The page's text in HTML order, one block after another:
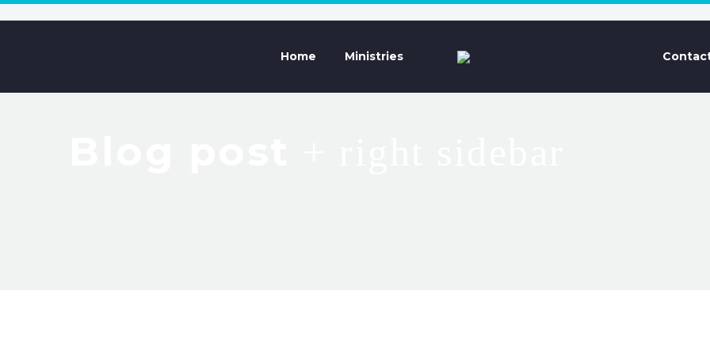
Home Ministries